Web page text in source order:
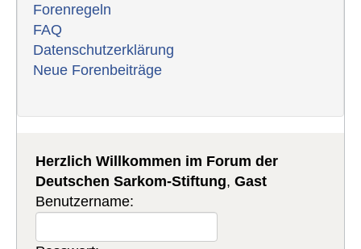
Forenregeln
FAQ
Datenschutzerklärung
Neue Forenbeiträge
Herzlich Willkommen im Forum der
Deutschen Sarkom-Stiftung,Gast
Benutzername: